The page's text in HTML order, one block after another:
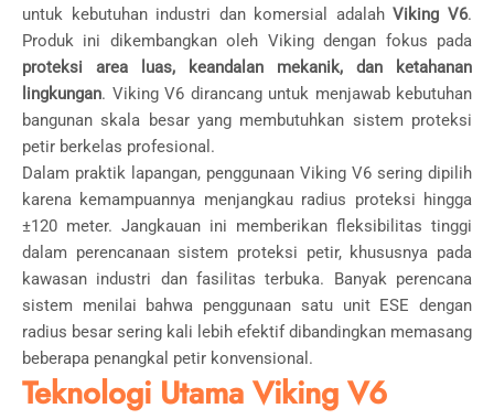
untuk kebutuhan industri dan komersial adalahViking V6.
Produk ini dikembangkan oleh Viking dengan fokus pada
proteksi area luas, keandalan mekanik, dan ketahanan
lingkungan. Viking V6 dirancang untuk menjawab kebutuhan
bangunan skala besar yang membutuhkan sistem proteksi
petir berkelas profesional.
Dalam praktik lapangan, penggunaan Viking V6 sering dipilih
karena kemampuannya menjangkau radius proteksi hingga
±120 meter. Jangkauan ini memberikan fleksibilitas tinggi
dalam perencanaan sistem proteksi petir, khususnya pada
kawasan industri dan fasilitas terbuka. Banyak perencana
sistem menilai bahwa penggunaan satu unit ESE dengan
radius besar sering kali lebih efektif dibandingkan memasang
beberapa penangkal petir konvensional.
Teknologi Utama Viking V6